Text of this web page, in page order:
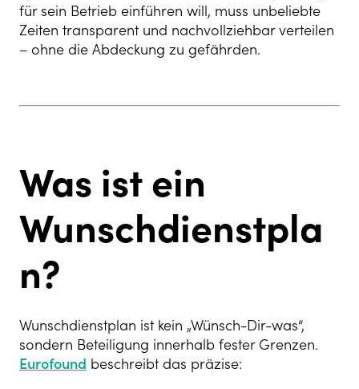
für sein Betrieb einführen will, muss unbeliebte
Zeiten transparent und nachvollziehbar verteilen
– ohne die Abdeckung zu gefährden.
Was ist ein
Wunschdienstpla
n?
Wunschdienstplan ist kein „Wünsch-Dir-was“,
sondern Beteiligung innerhalb fester Grenzen.
Eurofound beschreibt das präzise: